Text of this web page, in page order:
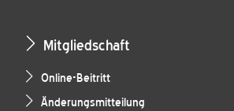
Mitgliedschaft
Online-Beitritt
Änderungsmitteilung